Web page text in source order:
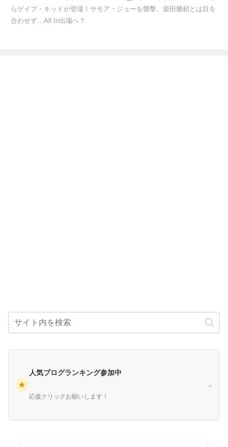
らゲイブ・キッドが登場！サモア・ジョーを襲撃、柴田勝頼とは目を
合わせず…All In出場へ？
★
人気ブログランキング参加中
応援クリックお願いします！
→